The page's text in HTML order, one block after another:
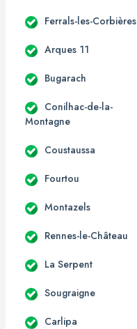
Ferrals-les-Corbières
Arques 11
Bugarach
Conilhac-de-la-
Montagne
Coustaussa
Fourtou
Montazels
Rennes-le-Château
La Serpent
Sougraigne
Carlipa